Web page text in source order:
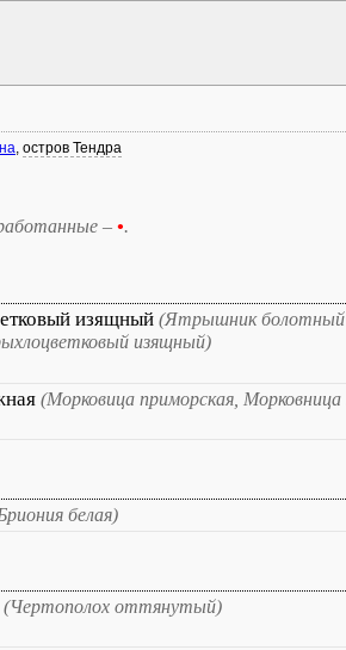
, остров Тендра
– •.
изящный (Ятрышник
изящный)
(Морковица приморская, Морковница
белая)
(Чертополох оттянутый)